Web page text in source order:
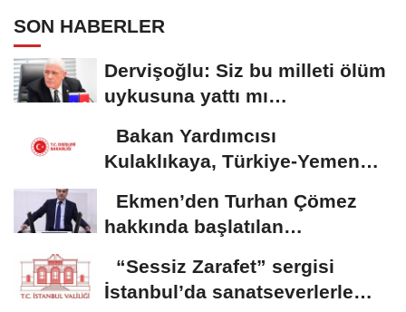
SON HABERLER
Dervişoğlu: Siz bu milleti ölüm
uykusuna yattı mı
Bakan Yardımcısı
Kulaklıkaya, Türkiye-Yemen
Ekmen’den Turhan Çömez
hakkında başlatılan
“Sessiz Zarafet” sergisi
İstanbul’da sanatseverlerle